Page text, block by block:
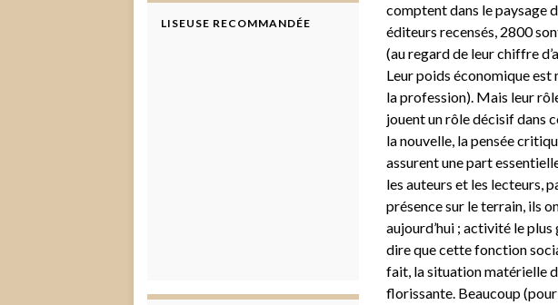
comptent dans le paysage
éditeurs recensés, 2800
(au regard de leur chiffre
Leur poids économique est
la profession). Mais leur
jouent un rôle décisif dans
la nouvelle, la pensée
assurent une part
les auteurs et les lecteurs,
présence sur le terrain, ils
aujourd’hui ; activité le
dire que cette fonction
fait, la situation matérielle
florissante. Beaucoup
LISEUSE RECOMMANDÉE